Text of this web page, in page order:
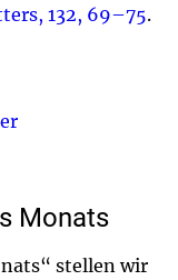
132, 69–75.
Monats
stellen wir